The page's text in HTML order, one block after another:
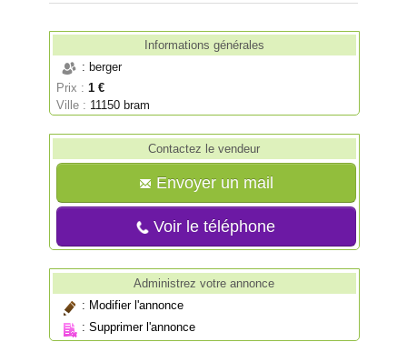
Informations générales
: berger
Prix : 1 €
Ville : 11150 bram
Contactez le vendeur
Envoyer un mail
Voir le téléphone
Administrez votre annonce
: Modifier l'annonce
:Supprimer l'annonce